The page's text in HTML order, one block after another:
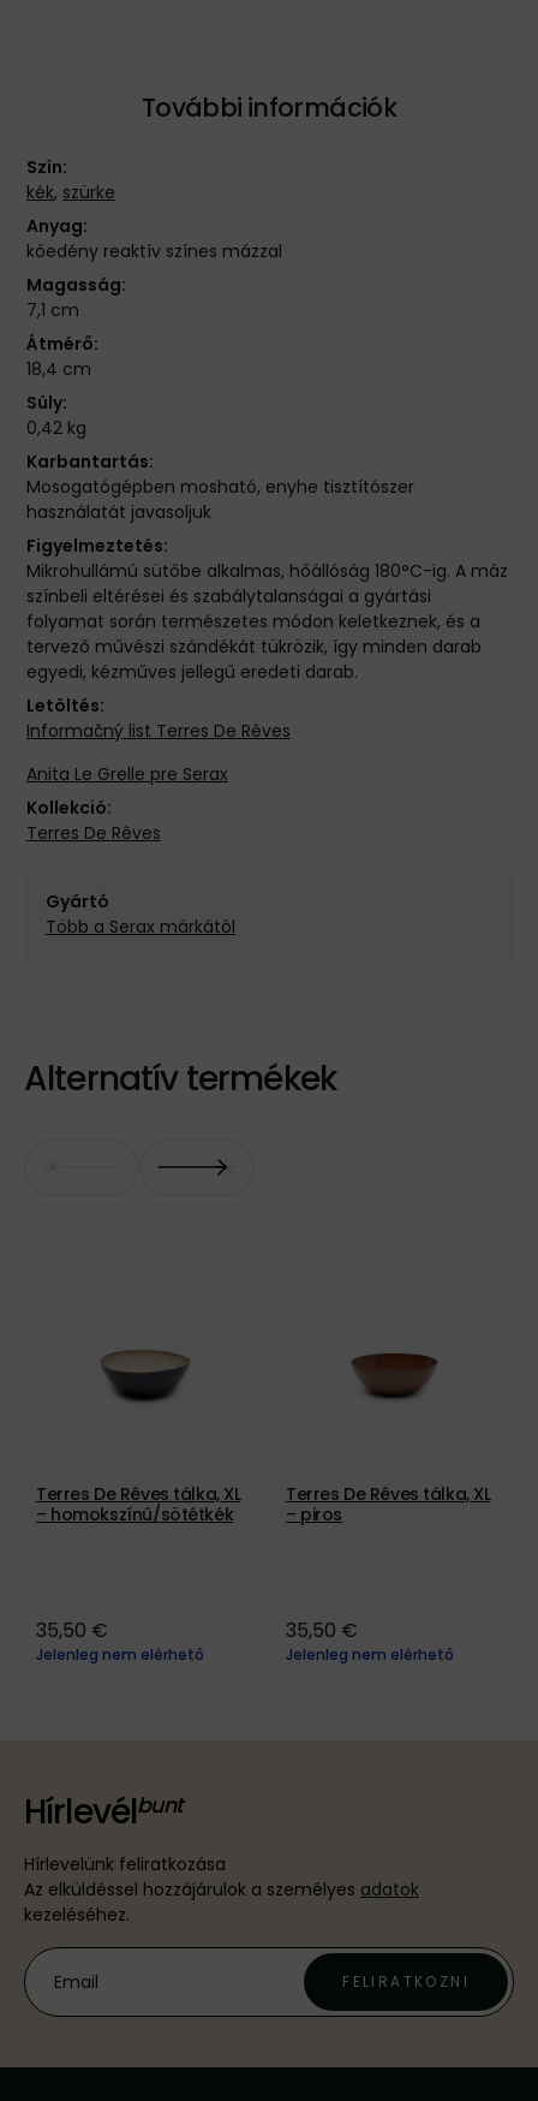
További információk
Szín:
kék, szürke
Anyag:
kőedény reaktív színes mázzal
Magasság:
7,1 cm
Átmérő:
18,4 cm
Súly:
0,42 kg
Karbantartás:
Mosogatógépben mosható, enyhe tisztítószer
használatát javasoljuk
Figyelmeztetés:
Mikrohullámú sütőbe alkalmas, hőállóság 180°C-ig. A máz
színbeli eltérései és szabálytalanságai a gyártási
folyamat során természetes módon keletkeznek, és a
tervező művészi szándékát tükrözik, így minden darab
egyedi, kézműves jellegű eredeti darab.
Letöltés:
Informačný list Terres De Rêves
Anita Le Grelle pre Serax
Kollekció:
Terres De Rêves
Gyártó
Több a Serax márkától
Alternatív termékek
Terres De Rêves tálka, XL
– homokszínű/sötétkék
35,50 €
Jelenleg nem elérhető
Terres De Rêves tálka, XL
– piros
35,50 €
Jelenleg nem elérhető
Hírlevél
Hírlevelünk feliratkozása
Az elküldéssel hozzájárulok a személyes adatok
kezeléséhez.
FELIRATKOZNI